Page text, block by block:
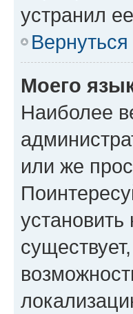
устранил
Моего
Наиболее
или же